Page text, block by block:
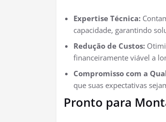
Expertise Técnica:
capacidade, garantindo
Redução de Custos:
financeiramente viável a
Compromisso com a
que suas expectativas
Pronto para